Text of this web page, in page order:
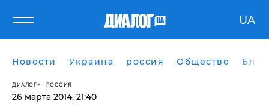
UA
Новости Украина россия Общество
ДИАЛОГ РОССИЯ
26 марта 2014, 21:40